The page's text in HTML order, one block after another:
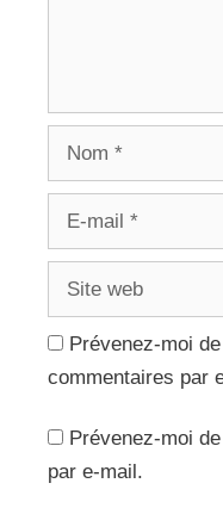
Prévenez-moi
commentaires par
Prévenez-moi
par e-mail.